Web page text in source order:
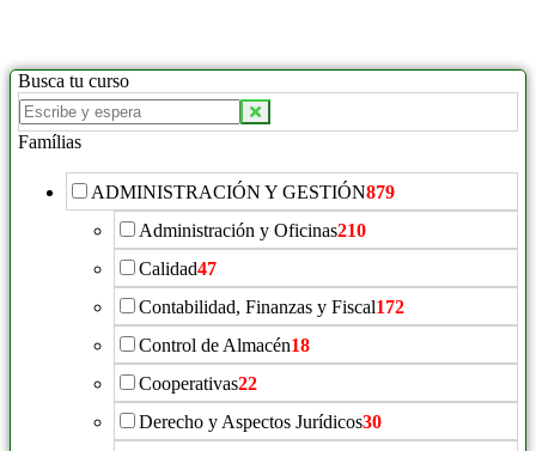
Busca tu curso
Famílias
ADMINISTRACIÓN Y GESTIÓN879
Administración y Oficinas210
Calidad47
Contabilidad, Finanzas y Fiscal172
Control de Almacén18
Cooperativas22
Derecho y Aspectos Jurídicos30